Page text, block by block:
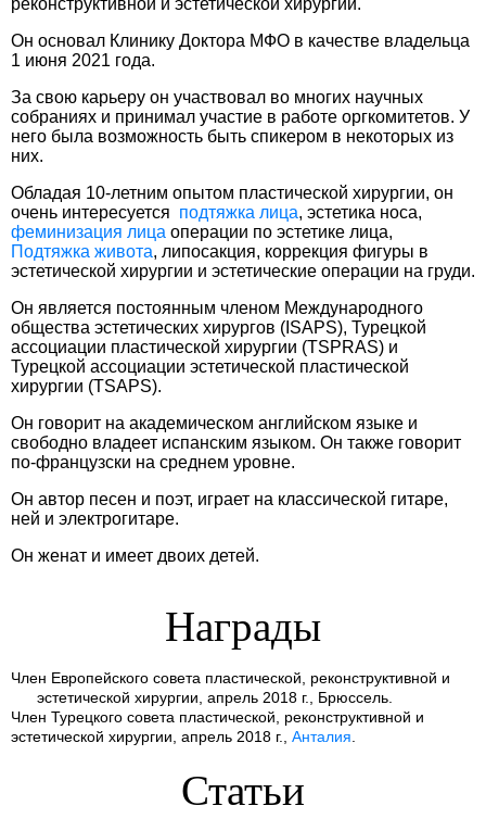
реконструктивной и эстетической хирургии.
Он основал Клинику Доктора МФО в качестве владельца
1 июня 2021 года.
За свою карьеру он участвовал во многих научных
собраниях и принимал участие в работе оргкомитетов. У
него была возможность быть спикером в некоторых из
них.
Обладая 10-летним опытом пластической хирургии, он
очень интересуется подтяжка лица, эстетика носа,
феминизация лица операции по эстетике лица,
Подтяжка живота, липосакция, коррекция фигуры в
эстетической хирургии и эстетические операции на груди.
Он является постоянным членом Международного
общества эстетических хирургов (ISAPS), Турецкой
ассоциации пластической хирургии (TSPRAS) и
Турецкой ассоциации эстетической пластической
хирургии (TSAPS).
Он говорит на академическом английском языке и
свободно владеет испанским языком. Он также говорит
по-французски на среднем уровне.
Он автор песен и поэт, играет на классической гитаре,
ней и электрогитаре.
Он женат и имеет двоих детей.
Награды
Член Европейского совета пластической, реконструктивной и
эстетической хирургии, апрель 2018 г., Брюссель.
Член Турецкого совета пластической, реконструктивной и
эстетической хирургии, апрель 2018 г., Анталия
Статьи